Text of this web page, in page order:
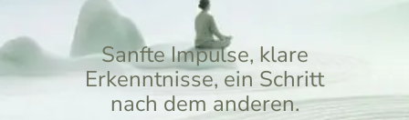
Sanfte Impulse, klare
Erkenntnisse, ein Schritt
nach dem anderen.